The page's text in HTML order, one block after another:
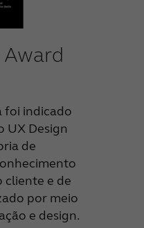
foi indicado
UX Design
de
cliente e de
por meio
e design.